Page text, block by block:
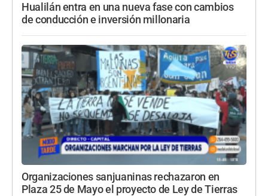
Hualilán entra en una nueva fase con cambios
de conducción e inversión millonaria
Organizaciones sanjuaninas rechazaron en
Plaza 25 de Mayo el proyecto de Ley de Tierras